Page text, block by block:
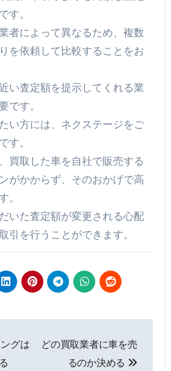
す。
者によって異なるため、複数
を依頼して比較することをお
い査定額を提示してくれる業
です。
い方には、ネクステージをご
す。
買取した車を自社で販売する
がかからず、そのおかげで高
。
いた査定額が変更される心配
引を行うことができます。
グは
どの買取業者に車を売
るのか決める